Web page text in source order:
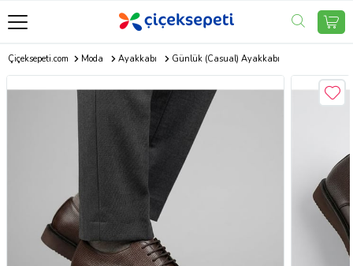
Çiçeksepeti.com Moda Ayakkabı Günlük (Casual) Ayakkabı